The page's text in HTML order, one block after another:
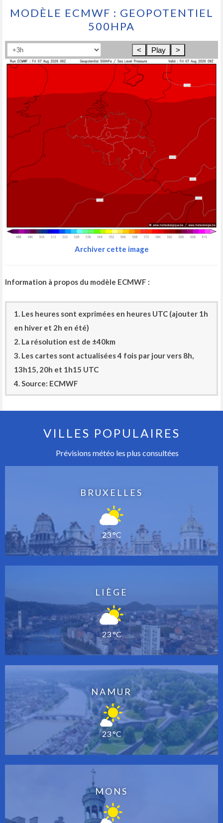
MODÈLE ECMWF : GEOPOTENTIEL
500HPA
< Play >
Archiver cette image
Information à propos du modèle ECMWF :
1. Les heures sont exprimées en heures UTC (ajouter 1h
en hiver et 2h en été)
2. La résolution est de ±40km
3. Les cartes sont actualisées 4 fois par jour vers 8h,
13h15, 20h et 1h15 UTC
4. Source: ECMWF
VILLES POPULAIRES
Prévisions météo les plus consultées
BRUXELLES
23 °C
LIÈGE
23 °C
NAMUR
23 °C
MONS